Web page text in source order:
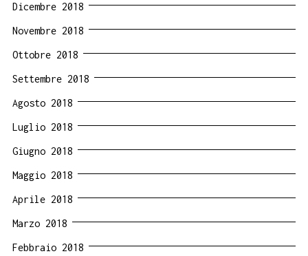
Dicembre 2018
Novembre 2018
Ottobre 2018
Settembre 2018
Agosto 2018
Luglio 2018
Giugno 2018
Maggio 2018
Aprile 2018
Marzo 2018
Febbraio 2018